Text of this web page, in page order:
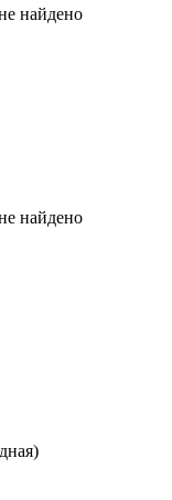
найдено
найдено